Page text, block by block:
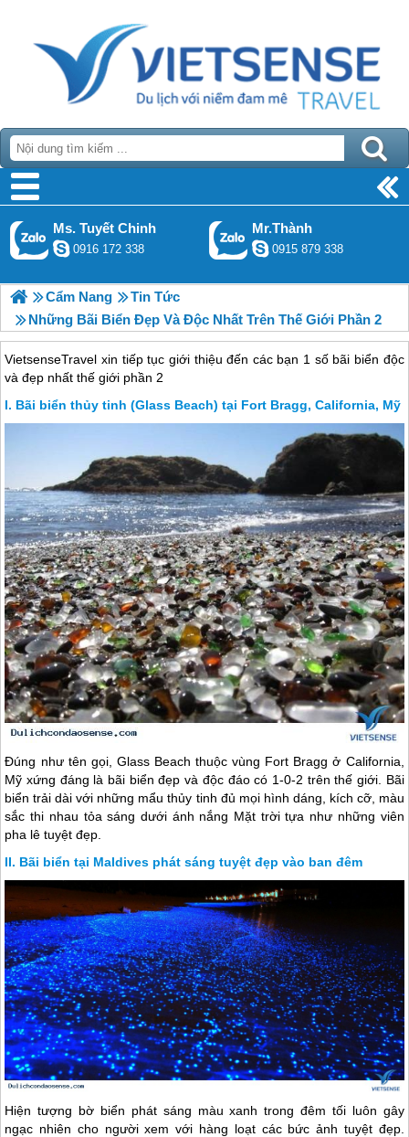
Ms. Tuyết Chinh
0916 172 338
Mr.Thành
0915 879 338
Cẩm Nang
Tin Tức
Những Bãi Biển Đẹp Và Độc Nhất Trên Thế Giới Phần 2
VietsenseTravel xin tiếp tục giới thiệu đến các bạn 1 số bãi biển độc
và đẹp nhất thế giới phần 2
Bãi biển thủy tinh (Glass Beach) tại Fort Bragg, California, Mỹ
Đúng như tên gọi, Glass Beach thuộc vùng Fort Bragg ở California,
Mỹ xứng đáng là bãi biển đẹp và độc đáo có 1-0-2 trên thế giới. Bãi
biển trải dài với những mẩu thủy tinh đủ mọi hình dáng, kích cỡ, màu
sắc thi nhau tỏa sáng dưới ánh nắng Mặt trời tựa như những viên
pha lê tuyệt đẹp.
Bãi biển tại Maldives phát sáng tuyệt đẹp vào ban đêm
Hiện tượng bờ biển phát sáng màu xanh trong đêm tối luôn gây
ngạc nhiên cho người xem với hàng loạt các bức ảnh tuyệt đẹp.